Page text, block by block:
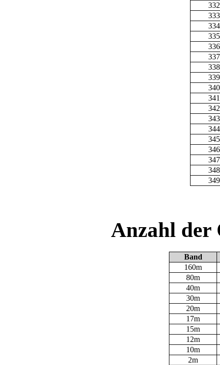
332
333
334
335
336
337
338
339
340
341
342
343
344
345
346
347
348
349
Anzahl der
Band
160m
80m
40m
30m
20m
17m
15m
12m
10m
2m